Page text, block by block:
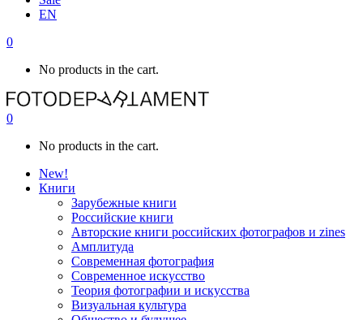
EN
0
No products in the cart.
0
No products in the cart.
New!
Книги
Зарубежные книги
Российские книги
Авторские книги российских фотографов и zines
Амплитуда
Современная фотография
Современное искусство
Теория фотографии и искусства
Визуальная культура